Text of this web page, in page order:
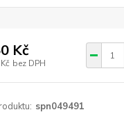
Kč
bez DPH
spn049491